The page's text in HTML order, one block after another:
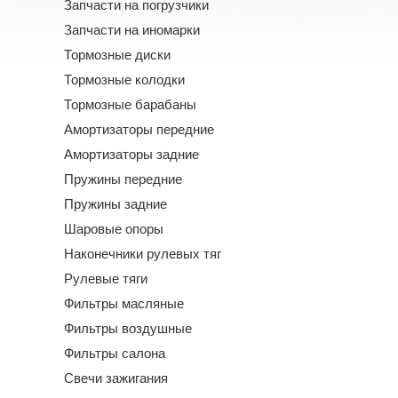
Запчасти на погрузчики
Запчасти на иномарки
Тормозные диски
Тормозные колодки
Тормозные барабаны
Амортизаторы передние
Амортизаторы задние
Пружины передние
Пружины задние
Шаровые опоры
Наконечники рулевых тяг
Рулевые тяги
Фильтры масляные
Фильтры воздушные
Фильтры салона
Свечи зажигания